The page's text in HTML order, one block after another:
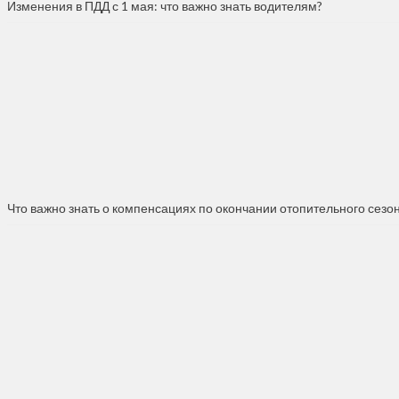
Изменения в ПДД с 1 мая: что важно знать водителям?
Что важно знать о компенсациях по окончании отопительного